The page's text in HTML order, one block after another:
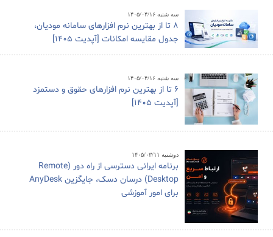
سه شنبه ۱۴۰۵/۰۴/۱۶
8 تا از بهترین نرم افزارهای سامانه مودیان،
جدول مقایسه امکانات [آپدیت 1405]
سه شنبه ۱۴۰۵/۰۴/۱۶
6 تا از بهترین نرم افزارهای حقوق و دستمزد
[آپدیت 1405]
دوشنبه ۱۴۰۵/۰۳/۱۱
برنامه ایرانی دسترسی از راه دور (Remote
Desktop) درسان دسک، جایگزین AnyDesk
برای امور آموزشی